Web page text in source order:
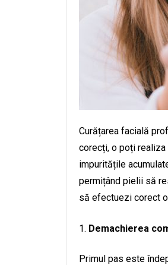
Curățarea facială
corecți, o poți
impuritățile
permițând pielii să
să efectuezi corect
Demachierea
Primul pas este